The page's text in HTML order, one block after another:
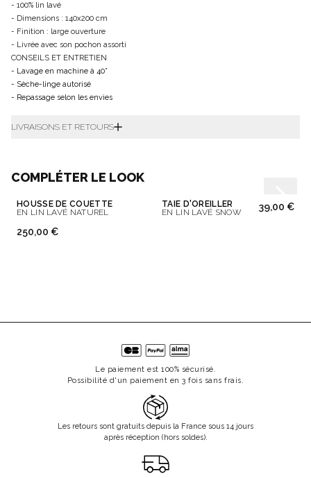
- 100% lin lavé
- Dimensions : 140x200 cm
- Finition : large ouverture
- Livrée avec son pochon assorti
CONSEILS ET ENTRETIEN
- Lavage en machine à 40°
- Sèche-linge autorisé
- Repassage selon les envies
LIVRAISONS ET RETOURS
COMPLÉTER LE LOOK
HOUSSE DE COUETTE
EN LIN LAVÉ NATUREL
250,00 €
TAIE D'OREILLER
EN LIN LAVÉ SNOW
39,00 €
Le paiement est 100% sécurisé.
Possibilité d'un paiement en 3 fois sans frais.
Les retours sont gratuits depuis la France sous 14 jours
après réception (hors soldes).